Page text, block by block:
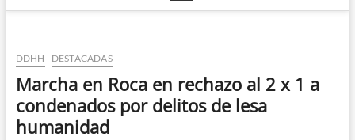
o
d
e
DDHH DESTACADAS
Marcha en Roca en rechazo al 2 x 1 a
condenados por delitos de lesa
humanidad